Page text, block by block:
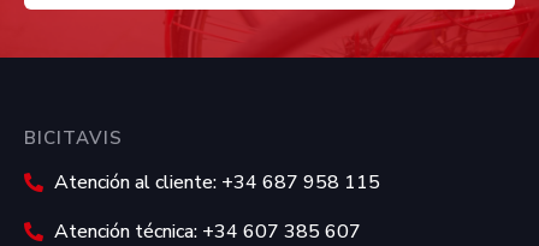
BICITAVIS
Atención al cliente: +34 687 958 115
Atención técnica: +34 607 385 607